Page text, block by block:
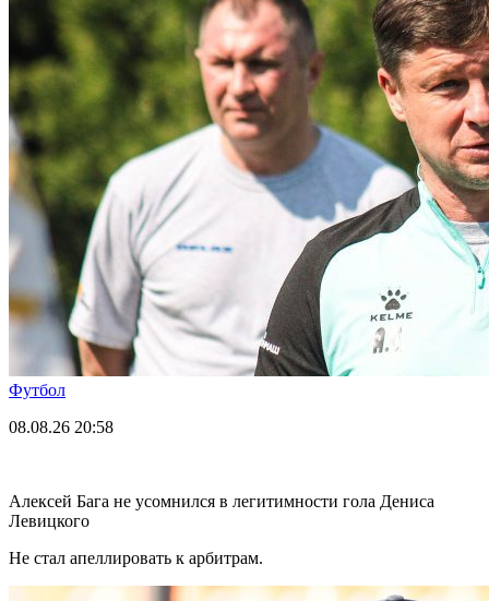
Футбол
08.08.26 20:58
Алексей Бага не усомнился в легитимности гола Дениса
Левицкого
Не стал апеллировать к арбитрам.